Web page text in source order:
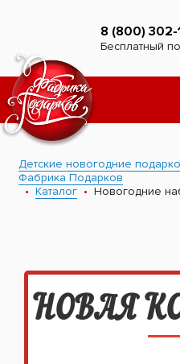
8 (800) 302-
Бесплатный
Детские новогодние
Фабрика Подарков
Каталог
Новогодние
НОВАЯ